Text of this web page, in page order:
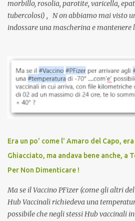
morbillo, rosolia, parotite, varicella,
tubercolosi) , N on abbiamo mai visto
indossare una mascherina e mantenere
vaccinazione. Non avevamo mai
sconti, incentivi per vaccinarsi. Non
discriminazioni per coloro che non
vaccinato, nessuno aveva prima
persona cattiva. Non avevamo mai
vaccino usato per minacciare i mezzi di
scuola. Non avevamo mai visto un
dodicenne di ignorare il consenso dei
che abbiamo elencato sopra...
Era un po' come l' Amaro del Capo,
Ghiacciato, ma andava bene anche, a
Per Non Dimenticare !
Ma se il Vaccino PFizer (come gli altri
Hub Vaccinali richiedeva una
possibile che negli stessi Hub vaccinali